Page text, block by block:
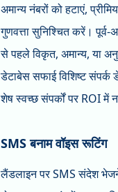
अमान्य नंबरों को हटाएं,
गुणवत्ता सुनिश्चित करें।
से पहले विकृत, अमान्य, या
डेटाबेस सफाई विशिष्ट
शेष स्वच्छ संपर्कों पर ROI में
SMS बनाम वॉइस रूटिंग
लैंडलाइन पर SMS संदेश